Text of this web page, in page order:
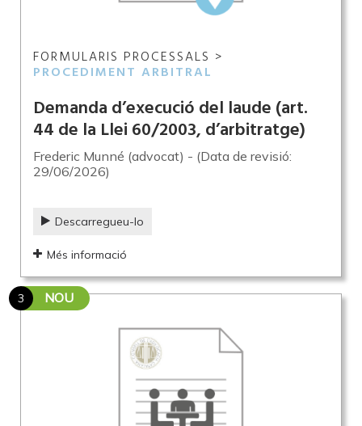
FORMULARIS PROCESSALS >
PROCEDIMENT ARBITRAL
Demanda d’execució del laude (art.
44 de la Llei 60/2003, d’arbitratge)
Frederic Munné (advocat) - (Data de revisió:
29/06/2026)
Descarregueu-lo
Més informació
3 NOU